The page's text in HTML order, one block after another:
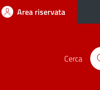
Area riservata
Cerca